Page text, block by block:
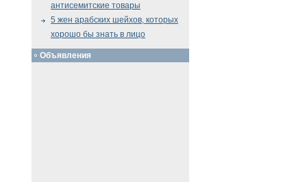
антисемитские товары
5 жен арабских шейхов, которых
хорошо бы знать в лицо
Объявления